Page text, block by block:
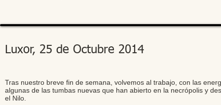
Luxor, 25 de Octubre 2014
Tras nuestro breve fin de semana, volvemos al trabajo, con las
algunas de las tumbas nuevas que han abierto en la necrópolis y
el Nilo.